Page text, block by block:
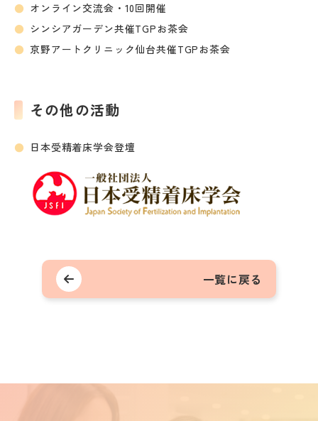
オンライン交流会・10回開催
シンシアガーデン共催TGPお茶会
京野アートクリニック仙台共催TGPお茶会
その他の活動
日本受精着床学会登壇
一覧に戻る